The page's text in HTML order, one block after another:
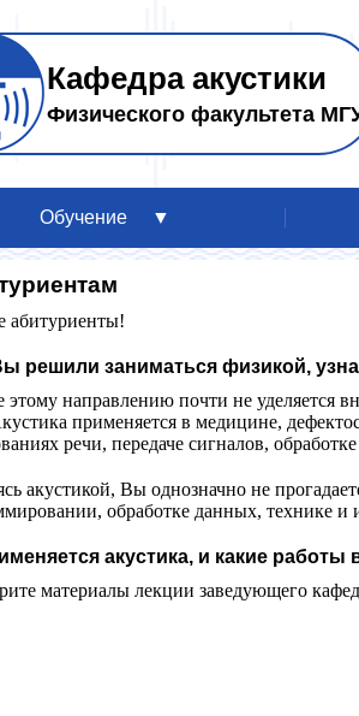
Кафедра акустики
Физического факультета
Обучение
абитуриенты!
решили заниматься физикой,
этому направлению почти не уделяется
применяется в медицине,
речи, передаче сигналов,
акустикой, Вы однозначно не
обработке данных, технике и
акустика, и какие работы
материалы лекции заведующего